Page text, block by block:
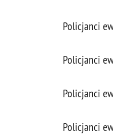
Policjanci
Policjanci
Policjanci
Policjanci